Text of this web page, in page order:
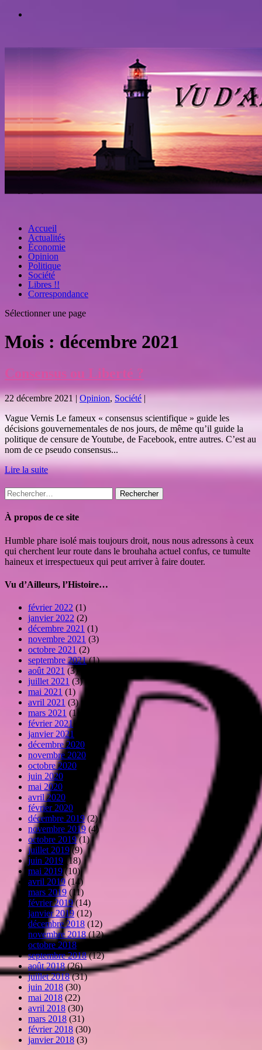
Accueil
Actualités
Économie
Opinion
Politique
Société
Libres !!
Correspondance
Sélectionner une page
Mois : décembre 2021
Consensus ou Liberté ?
22 décembre 2021|Opinion,Société|
Vague Vernis Le fameux « consensus scientifique » guide les
décisions gouvernementales de nos jours, de même qu’il guide la
politique de censure de Youtube, de Facebook, entre autres. C’est au
nom de ce pseudo consensus...
Lire la suite
Rechercher :
À propos de ce site
Humble phare isolé mais toujours droit, nous nous adressons à ceux
qui cherchent leur route dans le brouhaha actuel confus, ce tumulte
haineux et irrespectueux qui peut arriver à faire douter.
Vu d’Ailleurs, l’Histoire…
février 2022 (1)
janvier 2022 (2)
décembre 2021 (1)
novembre 2021 (3)
octobre 2021 (2)
septembre 2021(1)
août 2021 (3)
juillet 2021 (3)
mai 2021 (1)
avril 2021 (3)
mars 2021 (1)
février 2021(1)
janvier 2021
décembre 2020
novembre 2020
octobre 2020
juin 2020
mai 2020
avril 2020
février 2020
décembre 2019(2)
novembre 2019 (4)
octobre 2019(1)
juillet 2019(9)
juin 2019 (18)
mai 2019(10)
avril 2019(14)
mars 2019(11)
février 2019(14)
janvier 2019 (12)
décembre 2018 (12)
novembre 2018(12)
octobre 2018
septembre 2018(12)
août 2018(26)
juillet 2018(31)
juin 2018 (30)
mai 2018 (22)
avril 2018 (30)
mars 2018 (31)
février 2018 (30)
janvier 2018 (3)